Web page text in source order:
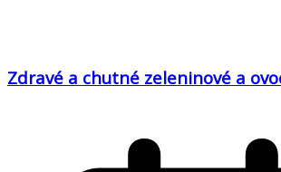
Zdravé a chutné zeleninové a